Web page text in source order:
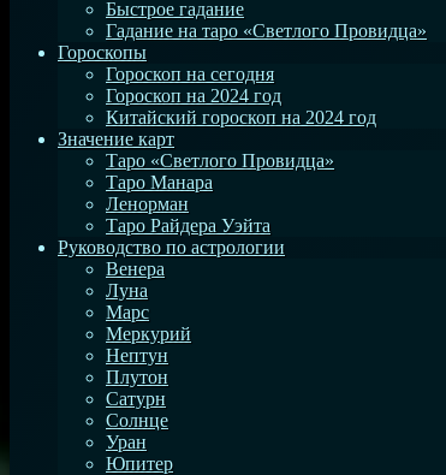
Быстрое гадание
Гадание на таро «Светлого Провидца»
Гороскопы
Гороскоп на сегодня
Гороскоп на 2024 год
Китайский гороскоп на 2024 год
Значение карт
Таро «Светлого Провидца»
Таро Манара
Ленорман
Таро Райдера Уэйта
Руководство по астрологии
Венера
Луна
Марс
Меркурий
Нептун
Плутон
Сатурн
Солнце
Уран
Юпитер